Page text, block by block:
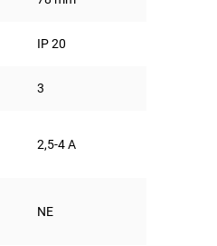
IP 20
3
2,5-4 A
NE